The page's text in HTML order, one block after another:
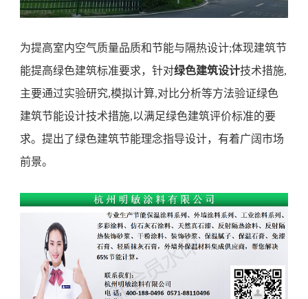
为提高室内空气质量品质和节能与隔热设计;体现建筑节
能提高绿色建筑标准要求， 针对绿色建筑设计技术措施,
主要通过实验研究,模拟计算,对比分析等方法验证绿色
建筑节能设计技术措施,以满足绿色建筑评价标准的要
求。 提出了绿色建筑节能理念指导设计，有着广阔市场
前景。